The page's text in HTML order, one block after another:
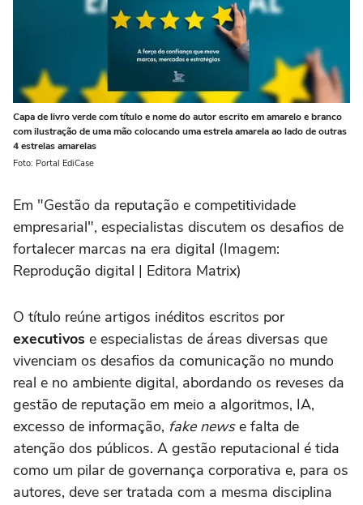
Capa de livro verde com título e nome do autor escrito em amarelo e branco
com ilustração de uma mão colocando uma estrela amarela ao lado de outras
4 estrelas amarelas
Foto: Portal EdiCase
Em "Gestão da reputação e competitividade
empresarial", especialistas discutem os desafios de
fortalecer marcas na era digital (Imagem:
Reprodução digital | Editora Matrix)
O título reúne artigos inéditos escritos por
executivos e especialistas de áreas diversas que
vivenciam os desafios da comunicação no mundo
real e no ambiente digital, abordando os reveses da
gestão de reputação em meio a algoritmos, IA,
excesso de informação, fake newse falta de
atenção dos públicos. A gestão reputacional é tida
como um pilar de governança corporativa e, para os
autores, deve ser tratada com a mesma disciplina